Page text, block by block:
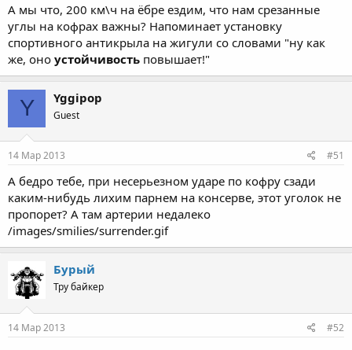
А мы что, 200 км\ч на ёбре ездим, что нам срезанные
углы на кофрах важны? Напоминает установку
спортивного антикрыла на жигули со словами "ну как
же, оно устойчивость повышает!"
Y Yggipop
Guest
14 Мар 2013 #51
А бедро тебе, при несерьезном ударе по кофру сзади
каким-нибудь лихим парнем на консерве, этот уголок не
пропорет? А там артерии недалеко
/images/smilies/surrender.gif
Бурый
Тру байкер
14 Мар 2013 #52